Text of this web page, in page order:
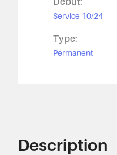
Service 10/24
Type:
Permanent
Description